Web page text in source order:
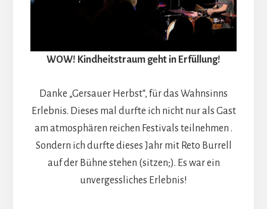
WOW! Kindheitstraum geht in Erfüllung!
Danke „Gersauer Herbst“, für das Wahnsinns
Erlebnis. Dieses mal durfte ich nicht nur als Gast
am atmosphären reichen Festivals teilnehmen .
Sondern ich durfte dieses Jahr mit Reto Burrell
auf der Bühne stehen (sitzen;). Es war ein
unvergessliches Erlebnis!